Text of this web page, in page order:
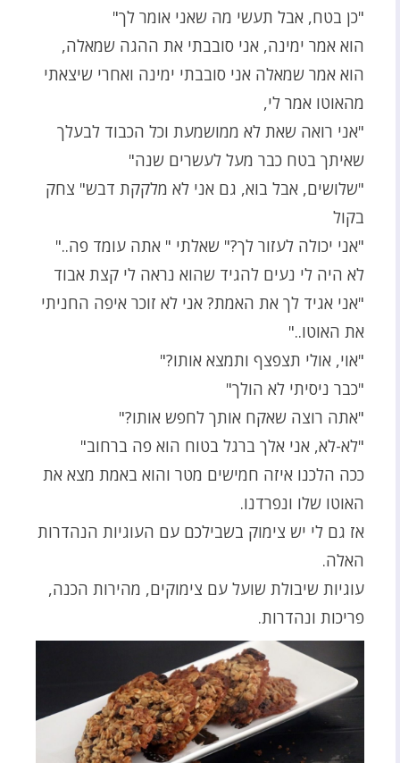
"כן בטח, אבל תעשי מה שאני אומר לך"
הוא אמר ימינה, אני סובבתי את ההגה שמאלה,
הוא אמר שמאלה אני סובבתי ימינה ואחרי שיצאתי
מהאוטו אמר לי,
"אני רואה שאת לא ממושמעת וכל הכבוד לבעלך
שאיתך בטח כבר מעל לעשרים שנה"
"שלושים, אבל בוא, גם אני לא מלקקת דבש" צחק
בקול
"אני יכולה לעזור לך?" שאלתי " אתה עומד פה.."
לא היה לי נעים להגיד שהוא נראה לי קצת אבוד
"אני אגיד לך את האמת? אני לא זוכר איפה החניתי
את האוטו.."
"אוי, אולי תצפצף ותמצא אותו?"
"כבר ניסיתי לא הולך"
"אתה רוצה שאקח אותך לחפש אותו?"
"לא-לא, אני אלך ברגל בטוח הוא פה ברחוב"
ככה הלכנו איזה חמישים מטר והוא באמת מצא את
האוטו שלו ונפרדנו.
אז גם לי יש צימוק בשבילכם עם העוגיות הנהדרות
האלה.
עוגיות שיבולת שועל עם צימוקים, מהירות הכנה,
פריכות ונהדרות.